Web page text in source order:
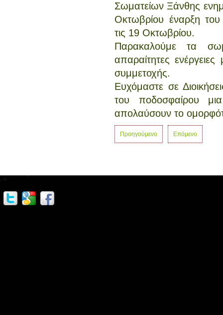
Σωματείων Ξάνθης
Οκτωβρίου έναρξη του
τις 19 Οκτωβρίου.
Παρακαλούμε τα
απαραίτητες
συμμετοχής.
Ευχόμαστε σε
του ποδοσφαίρου
απολαύσουν το
Προηγούμενο Επόμενο